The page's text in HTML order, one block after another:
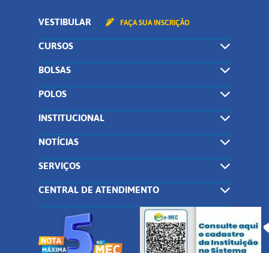
VESTIBULAR FAÇA SUA INSCRIÇÃO
CURSOS
BOLSAS
POLOS
INSTITUCIONAL
NOTÍCIAS
SERVIÇOS
CENTRAL DE ATENDIMENTO